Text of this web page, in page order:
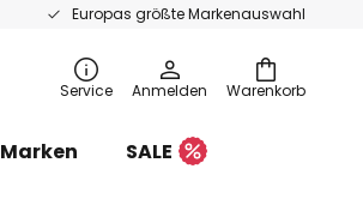
Europas größte Markenauswahl
Warenkorb
Service Anmelden
Marken
SALE